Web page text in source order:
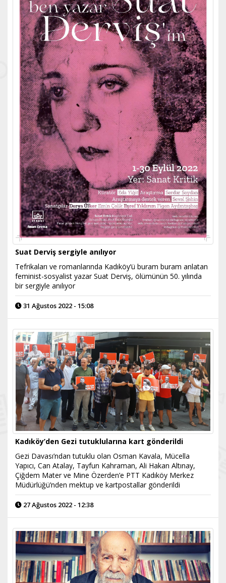
Suat Derviş sergiyle anılıyor
Tefrikaları ve romanlarında Kadıköy’ü buram buram anlatan
feminist-sosyalist yazar Suat Derviş, ölümünün 50. yılında
bir sergiyle anılıyor
31 Ağustos 2022 - 15:08
Kadıköy’den Gezi tutuklularına kart gönderildi
Gezi Davası’ndan tutuklu olan Osman Kavala, Mücella
Yapıcı, Can Atalay, Tayfun Kahraman, Ali Hakan Altınay,
Çiğdem Mater ve Mine Özerden’e PTT Kadıköy Merkez
Müdürlüğü’nden mektup ve kartpostallar gönderildi
27 Ağustos 2022 - 12:38